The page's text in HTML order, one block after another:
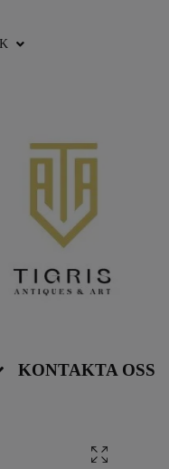
KONTAKTA OSS